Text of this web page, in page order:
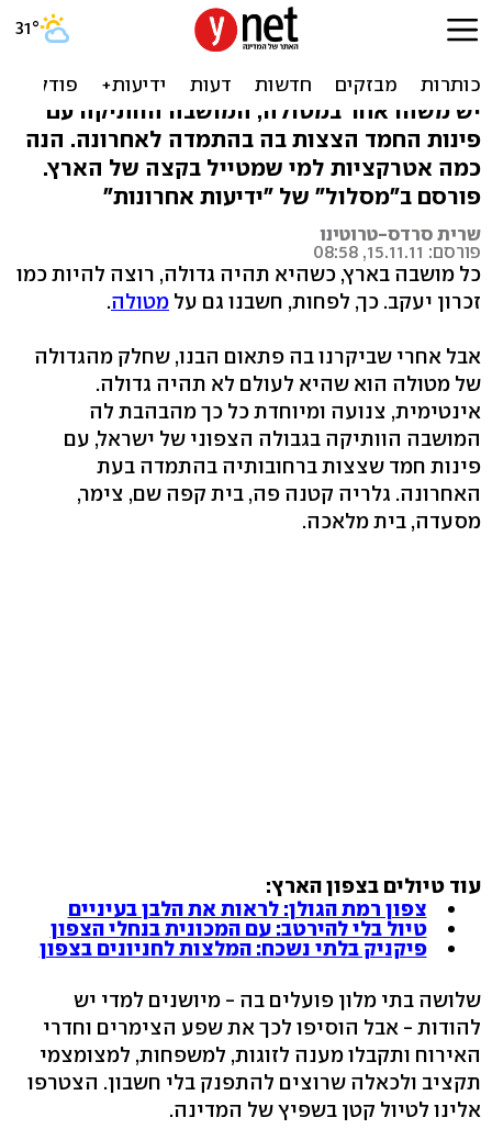
מטולה: טיול קטן בשפיץ של
יש משהו אחר במטולה, המושבה הוותיקה עם
פינות החמד הצצות בה בהתמדה לאחרונה. הנה
כמה אטרקציות למי שמטייל בקצה של הארץ.
פורסם ב"מסלול" של "ידיעות אחרונות"
שרית סרדס-טרוטינו
פורסם: 15.11.11, 08:58
כל מושבה בארץ, כשהיא תהיה גדולה, רוצה להיות כמו
זכרון יעקב. כך, לפחות, חשבנו גם על מטולה.
אבל אחרי שביקרנו בה פתאום הבנו, שחלק מהגדולה
של מטולה הוא שהיא לעולם לא תהיה גדולה.
אינטימית, צנועה ומיוחדת כל כך מהבהבת לה
המושבה הוותיקה בגבולה הצפוני של ישראל, עם
פינות חמד שצצות ברחובותיה בהתמדה בעת
האחרונה. גלריה קטנה פה, בית קפה שם, צימר,
מסעדה, בית מלאכה.
עוד טיולים בצפון הארץ:
צפון רמת הגולן: לראות את הלבן בעיניים
טיול בלי להירטב: עם המכונית בנחלי הצפון
פיקניק בלתי נשכח: המלצות לחניונים בצפון
שלושה בתי מלון פועלים בה - מיושנים למדי יש
להודות - אבל הוסיפו לכך את שפע הצימרים וחדרי
האירוח ותקבלו מענה לזוגות, למשפחות, למצומצמי
תקציב ולכאלה שרוצים להתפנק בלי חשבון. הצטרפו
אלינו לטיול קטן בשפיץ של המדינה.